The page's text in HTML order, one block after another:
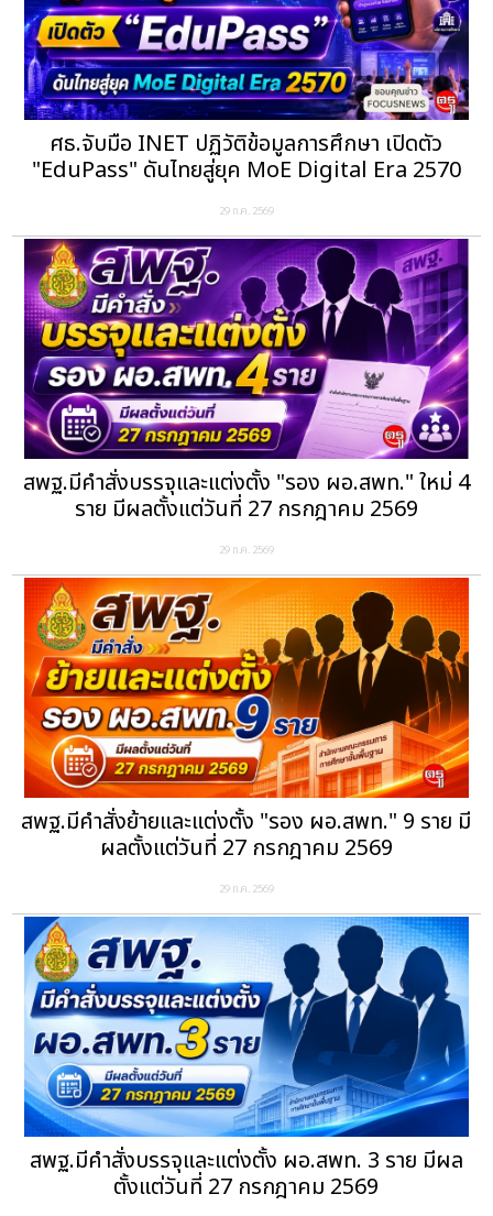
ศธ.จับมือ INET ปฏิวัติข้อมูลการศึกษา เปิดตัว
"EduPass" ดันไทยสู่ยุค MoE Digital Era 2570
29 ก.ค. 2569
สพฐ.มีคำสั่งบรรจุและแต่งตั้ง "รอง ผอ.สพท." ใหม่ 4
ราย มีผลตั้งแต่วันที่ 27 กรกฎาคม 2569
29 ก.ค. 2569
สพฐ.มีคำสั่งย้ายและแต่งตั้ง "รอง ผอ.สพท." 9 ราย มี
ผลตั้งแต่วันที่ 27 กรกฎาคม 2569
29 ก.ค. 2569
สพฐ.มีคำสั่งบรรจุและแต่งตั้ง ผอ.สพท. 3 ราย มีผล
ตั้งแต่วันที่ 27 กรกฎาคม 2569